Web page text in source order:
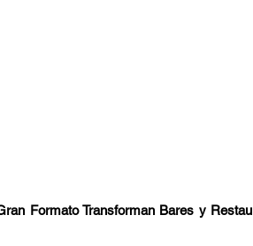
Formato Transforman Bares y